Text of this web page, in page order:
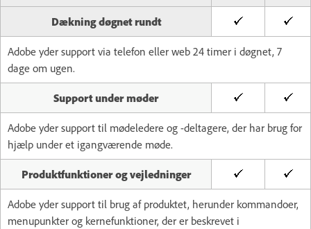
Dækning døgnet rundt
Adobe yder support via telefon eller web 24 timer i døgnet, 7
dage om ugen.
Support under møder
Adobe yder support til mødeledere og -deltagere, der har brug for
hjælp under et igangværende møde.
Produktfunktioner og vejledninger
Adobe yder support til brug af produktet, herunder kommandoer,
menupunkter og kernefunktioner, der er beskrevet i